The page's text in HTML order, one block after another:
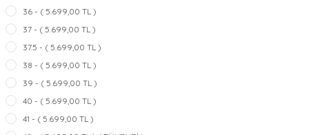
36 - ( 5.699,00 TL )
37 - ( 5.699,00 TL )
37.5 - ( 5.699,00 TL )
38 - ( 5.699,00 TL )
39 - ( 5.699,00 TL )
40 - ( 5.699,00 TL )
41 - ( 5.699,00 TL )